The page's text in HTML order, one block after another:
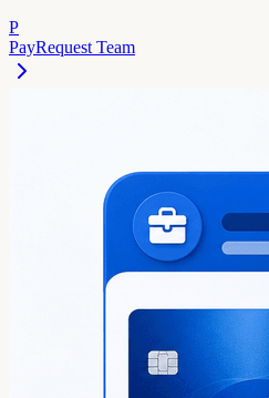
P
PayRequest Team